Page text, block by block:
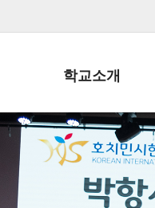
학교소개
학교장인사말
학생회장인사말
학교상징